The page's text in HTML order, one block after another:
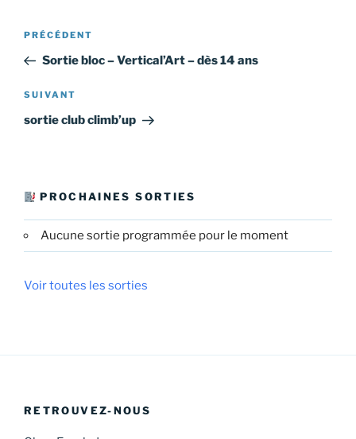
Navigation
l’article
Article
précédent
PRÉCÉDENT
Sortie bloc – Vertical’Art – dès 14 ans
Article
suivant
SUIVANT
sortie club climb’up
PROCHAINES SORTIES
Aucune sortie programmée pour le moment
Voir toutes les sorties
RETROUVEZ-NOUS